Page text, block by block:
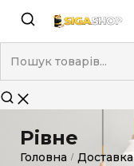
Рівне
Головна / Доставка